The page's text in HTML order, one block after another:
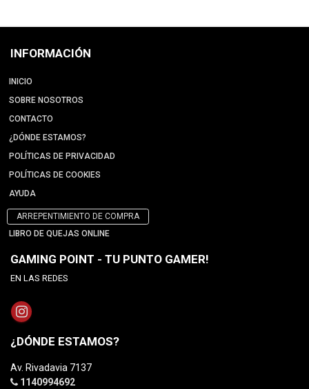
INFORMACIÓN
INICIO
SOBRE NOSOTROS
CONTACTO
¿DÓNDE ESTAMOS?
POLÍTICAS DE PRIVACIDAD
POLÍTICAS DE COOKIES
AYUDA
ARREPENTIMIENTO DE COMPRA
LIBRO DE QUEJAS ONLINE
GAMING POINT - TU PUNTO GAMER!
EN LAS REDES
¿DÓNDE ESTAMOS?
Av. Rivadavia 7137
1140994692